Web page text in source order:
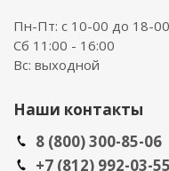
Пн-Пт: с 10-00 до 18-
Сб 11:00 - 16:00
Вс: выходной
Наши контакты
8 (800) 300-85-06
+7 (812) 992-03-55